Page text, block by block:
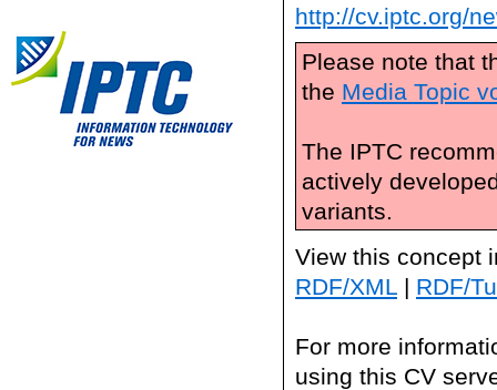
http://cv.iptc.org/
Please note that
the Media Topic
The IPTC
actively
variants.
View this concept
RDF/XML | RDF/
For more
using this CV